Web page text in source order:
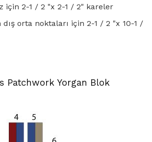
için 2-1 / 2 "x 2-1 / 2" kareler
dış orta noktaları için 2-1 / 2 "x 10-1 /
Patchwork Yorgan Blok